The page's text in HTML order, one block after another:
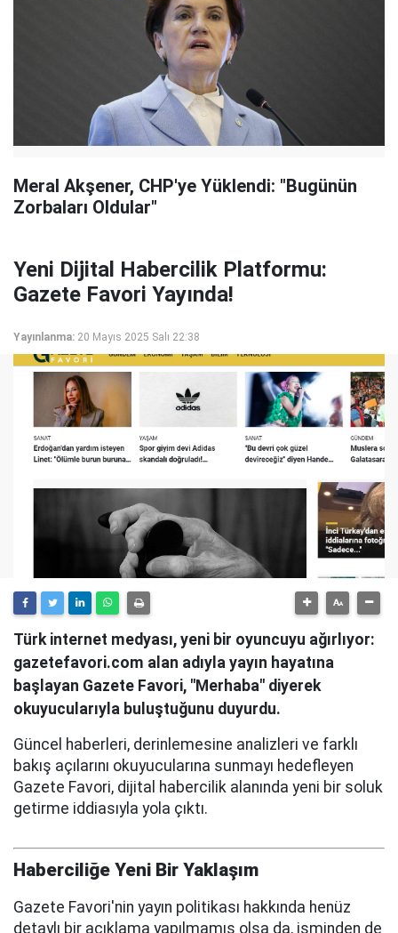
Meral Akşener, CHP'ye Yüklendi: "Bugünün
Zorbaları Oldular"
Yeni Dijital Habercilik Platformu:
Gazete Favori Yayında!
Yayınlanma: 20 Mayıs 2025 Salı 22:38
Türk internet medyası, yeni bir oyuncuyu ağırlıyor:
gazetefavori.com alan adıyla yayın hayatına
başlayan Gazete Favori, "Merhaba" diyerek
okuyucularıyla buluştuğunu duyurdu.
Güncel haberleri, derinlemesine analizleri ve farklı
bakış açılarını okuyucularına sunmayı hedefleyen
Gazete Favori, dijital habercilik alanında yeni bir soluk
getirme iddiasıyla yola çıktı.
Haberciliğe Yeni Bir Yaklaşım
Gazete Favori'nin yayın politikası hakkında henüz
detaylı bir açıklama yapılmamış olsa da, isminden de